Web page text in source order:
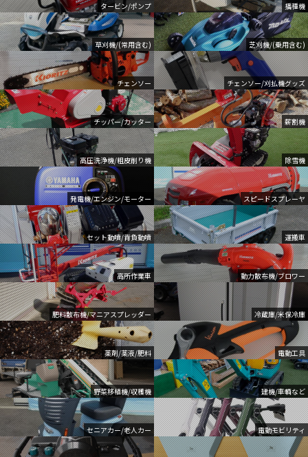
タービン/ポンプ 播種機
草刈機/(常用含む) 芝刈機/(乗用含む)
チェンソー チェンソー/刈払機グッズ
チッパー/カッター 薪割機
高圧洗浄機/粗皮削り機 除雪機
発電機/エンジン/モーター スピードスプレーヤ
セット動噴/背負動噴 運搬車
高所作業車 動力散布機/ブロワー
肥料散布機/マニアスプレッダー 冷蔵庫/米保冷庫
薬剤/薬液/肥料 電動工具
野菜移植機/収穫機 建機/車輌など
セニアカー/老人カー 電動モビリティ